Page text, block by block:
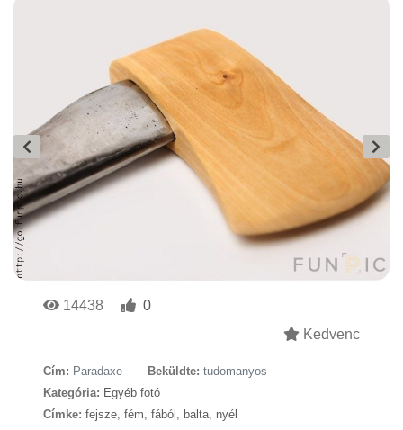
14438
0
Kedvenc
Cím: Paradaxe Beküldte: tudomanyos
Kategória: Egyéb fotó
Címke: fejsze fém fából balta nyél